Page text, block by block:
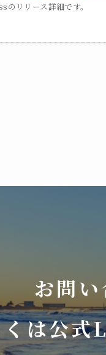
のリリース詳細です。
お問
は公